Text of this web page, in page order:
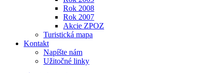
Rok 2008
Rok 2007
Akcie ZPOZ
Turistická mapa
Kontakt
Napíšte nám
Užitočné linky